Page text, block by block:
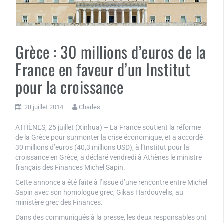
Grèce : 30 millions d’euros de la
France en faveur d’un Institut
pour la croissance
28 juillet 2014 Charles
ATHÈNES, 25 juillet (Xinhua) – La France soutient la réforme
de la Grèce pour surmonter la crise économique, et a accordé
30 millions d’euros (40,3 millions USD), à l’Institut pour la
croissance en Grèce, a déclaré vendredi à Athènes le ministre
français des Finances Michel Sapin.
Cette annonce a été faite à l’issue d’une rencontre entre Michel
Sapin avec son homologue grec, Gikas Hardouvelis, au
ministère grec des Finances.
Dans des communiqués à la presse, les deux responsables ont